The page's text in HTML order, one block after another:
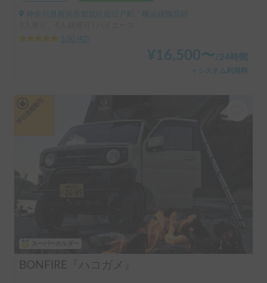
神奈川県横浜市都筑区佐江戸町, ' 横浜線鴨居駅
5.00
42
¥ 16,500〜 /24時間
＋システム利用料
BONFIRE『ハコガメ』